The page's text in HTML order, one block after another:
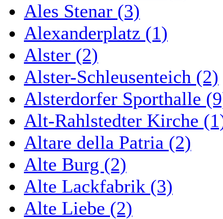
Ales Stenar (3)
Alexanderplatz (1)
Alster (2)
Alster-Schleusenteich (2)
Alsterdorfer Sporthalle
Alt-Rahlstedter Kirche
Altare della Patria (2)
Alte Burg (2)
Alte Lackfabrik (3)
Alte Liebe (2)